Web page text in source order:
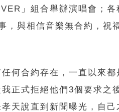
」組合舉辦演唱會；各
，與相信音樂無合約，祝
何合約存在，一直以來都
正式拒絕他們3個要求之
天說直到新聞曝光，自己